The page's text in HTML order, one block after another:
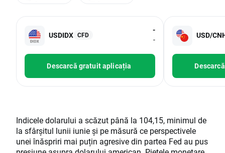
USDIDX CFD
-
-
Descarcă gratuit aplicația
USD/
Indicele dolarului a scăzut până la 104,15, minimul de
la sfârșitul lunii iunie și pe măsură ce perspectivele
unei înăspriri mai puțin agresive din partea Fed au pus